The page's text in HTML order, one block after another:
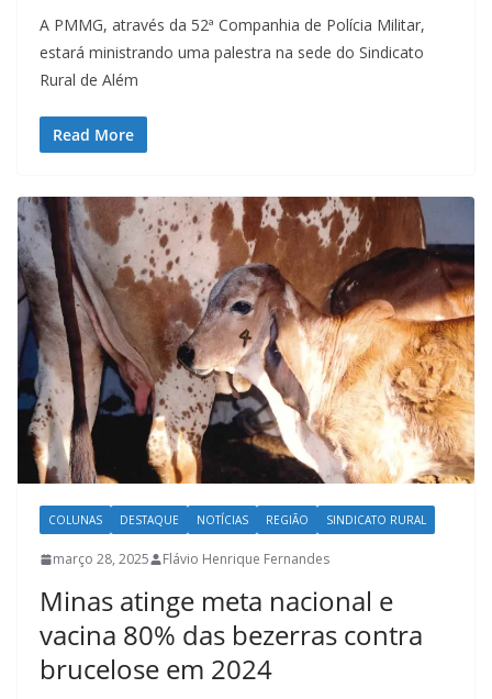
A PMMG, através da 52ª Companhia de Polícia Militar,
estará ministrando uma palestra na sede do Sindicato
Rural de Além
Read More
COLUNAS DESTAQUE NOTÍCIAS REGIÃO SINDICATO RURAL
março 28, 2025 Flávio Henrique Fernandes
Minas atinge meta nacional e
vacina 80% das bezerras contra
brucelose em 2024